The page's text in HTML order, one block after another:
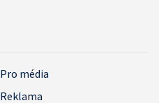
Pro média
Reklama